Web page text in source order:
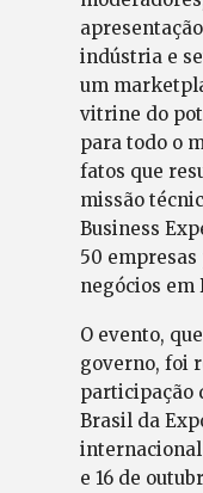
indústria e
um
vitrine do
para todo o
fatos que
missão
Business
50
negócios em
O evento,
governo, foi
participação
Brasil da
internacional
e 16 de